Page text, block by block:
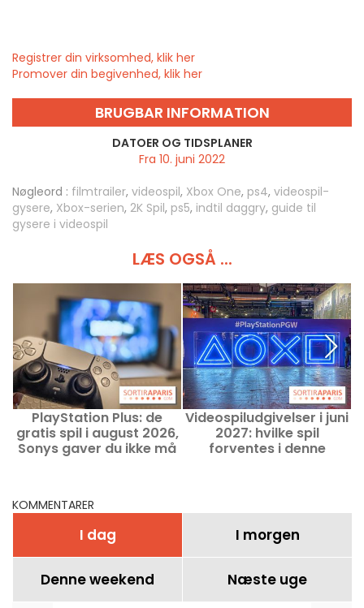
Registrer din virksomhed, klik her
Promover din begivenhed, klik her
BRUGBAR INFORMATION
DATOER OG TIDSPLANER
Fra 10. juni 2022
Nøgleord : filmtrailer, videospil, Xbox One, ps4, videospil-
gysere, Xbox-serien, 2K Spil, ps5, indtil daggry, guide til
gysere i videospil
LÆS OGSÅ ...
PlayStation Plus: de
gratis spil i august 2026,
Sonys gaver du ikke må
Videospiludgivelser i juni
2027: hvilke spil
forventes i denne
KOMMENTARER
I dag I morgen
Denne weekend Næste uge